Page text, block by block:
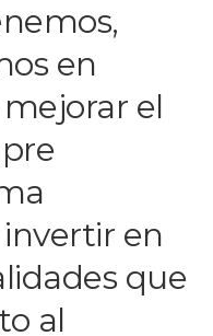
en
el
en
que
al